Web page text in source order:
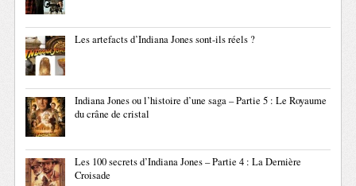
Les artefacts d’Indiana Jones sont-ils réels ?
Indiana Jones ou l’histoire d’une saga – Partie 5 : Le Royaume
du crâne de cristal
Les 100 secrets d’Indiana Jones – Partie 4 : La Dernière
Croisade